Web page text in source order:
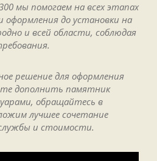
мы помогаем на всех этапах
до установки на
и всей области, соблюдая
решение для оформления
дополнить памятник
обращайтесь в
лучшее сочетание
и стоимости.